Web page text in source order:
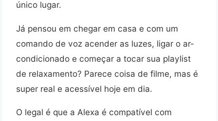
único lugar.
Já pensou em chegar em casa e com um
comando de voz acender as luzes, ligar o ar-
condicionado e começar a tocar sua playlist
de relaxamento? Parece coisa de filme, mas é
super real e acessível hoje em dia.
O legal é que a Alexa é compatível com